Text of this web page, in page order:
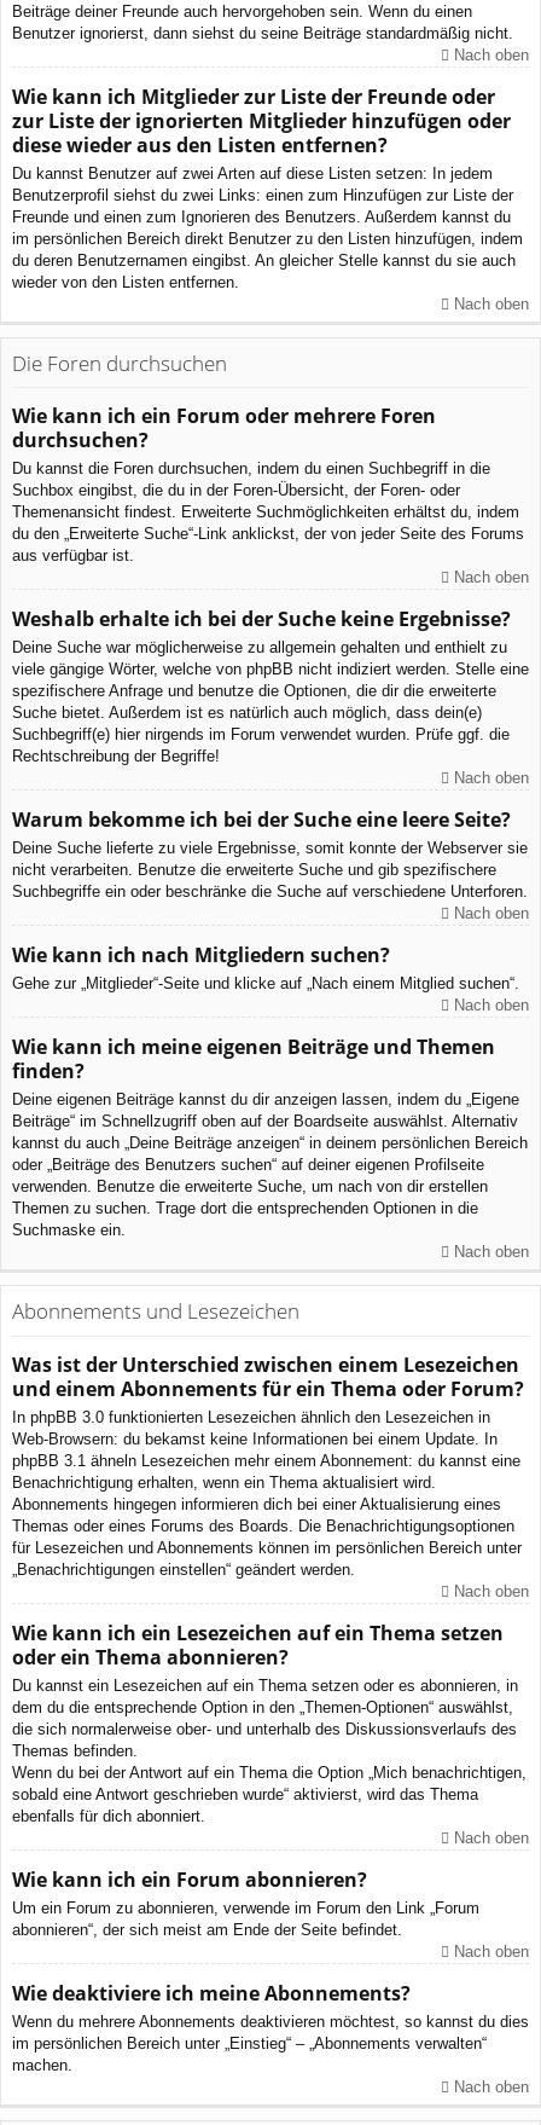
Beiträge deiner Freunde auch hervorgehoben sein. Wenn du einen
Benutzer ignorierst, dann siehst du seine Beiträge standardmäßig nicht.
Nach oben
Wie kann ich Mitglieder zur Liste der Freunde oder
zur Liste der ignorierten Mitglieder hinzufügen oder
diese wieder aus den Listen entfernen?
Du kannst Benutzer auf zwei Arten auf diese Listen setzen: In jedem
Benutzerprofil siehst du zwei Links: einen zum Hinzufügen zur Liste der
Freunde und einen zum Ignorieren des Benutzers. Außerdem kannst du
im persönlichen Bereich direkt Benutzer zu den Listen hinzufügen, indem
du deren Benutzernamen eingibst. An gleicher Stelle kannst du sie auch
wieder von den Listen entfernen.
Nach oben
Die Foren durchsuchen
Wie kann ich ein Forum oder mehrere Foren
durchsuchen?
Du kannst die Foren durchsuchen, indem du einen Suchbegriff in die
Suchbox eingibst, die du in der Foren-Übersicht, der Foren- oder
Themenansicht findest. Erweiterte Suchmöglichkeiten erhältst du, indem
du den „Erweiterte Suche“-Link anklickst, der von jeder Seite des Forums
aus verfügbar ist.
Nach oben
Weshalb erhalte ich bei der Suche keine Ergebnisse?
Deine Suche war möglicherweise zu allgemein gehalten und enthielt zu
viele gängige Wörter, welche von phpBB nicht indiziert werden. Stelle eine
spezifischere Anfrage und benutze die Optionen, die dir die erweiterte
Suche bietet. Außerdem ist es natürlich auch möglich, dass dein(e)
Suchbegriff(e) hier nirgends im Forum verwendet wurden. Prüfe ggf. die
Rechtschreibung der Begriffe!
Nach oben
Warum bekomme ich bei der Suche eine leere Seite?
Deine Suche lieferte zu viele Ergebnisse, somit konnte der Webserver sie
nicht verarbeiten. Benutze die erweiterte Suche und gib spezifischere
Suchbegriffe ein oder beschränke die Suche auf verschiedene Unterforen.
Nach oben
Wie kann ich nach Mitgliedern suchen?
Gehe zur „Mitglieder“-Seite und klicke auf „Nach einem Mitglied suchen“.
Nach oben
Wie kann ich meine eigenen Beiträge und Themen
finden?
Deine eigenen Beiträge kannst du dir anzeigen lassen, indem du „Eigene
Beiträge“ im Schnellzugriff oben auf der Boardseite auswählst. Alternativ
kannst du auch „Deine Beiträge anzeigen“ in deinem persönlichen Bereich
oder „Beiträge des Benutzers suchen“ auf deiner eigenen Profilseite
verwenden. Benutze die erweiterte Suche, um nach von dir erstellen
Themen zu suchen. Trage dort die entsprechenden Optionen in die
Suchmaske ein.
Nach oben
Abonnements und Lesezeichen
Was ist der Unterschied zwischen einem Lesezeichen
und einem Abonnements für ein Thema oder Forum?
In phpBB 3.0 funktionierten Lesezeichen ähnlich den Lesezeichen in
Web-Browsern: du bekamst keine Informationen bei einem Update. In
phpBB 3.1 ähneln Lesezeichen mehr einem Abonnement: du kannst eine
Benachrichtigung erhalten, wenn ein Thema aktualisiert wird.
Abonnements hingegen informieren dich bei einer Aktualisierung eines
Themas oder eines Forums des Boards. Die Benachrichtigungsoptionen
für Lesezeichen und Abonnements können im persönlichen Bereich unter
„Benachrichtigungen einstellen“ geändert werden.
Nach oben
Wie kann ich ein Lesezeichen auf ein Thema setzen
oder ein Thema abonnieren?
Du kannst ein Lesezeichen auf ein Thema setzen oder es abonnieren, in
dem du die entsprechende Option in den „Themen-Optionen“ auswählst,
die sich normalerweise ober- und unterhalb des Diskussionsverlaufs des
Themas befinden.
Wenn du bei der Antwort auf ein Thema die Option „Mich benachrichtigen,
sobald eine Antwort geschrieben wurde“ aktivierst, wird das Thema
ebenfalls für dich abonniert.
Nach oben
Wie kann ich ein Forum abonnieren?
Um ein Forum zu abonnieren, verwende im Forum den Link „Forum
abonnieren“, der sich meist am Ende der Seite befindet.
Nach oben
Wie deaktiviere ich meine Abonnements?
Wenn du mehrere Abonnements deaktivieren möchtest, so kannst du dies
im persönlichen Bereich unter „Einstieg“ – „Abonnements verwalten“
machen.
Nach oben